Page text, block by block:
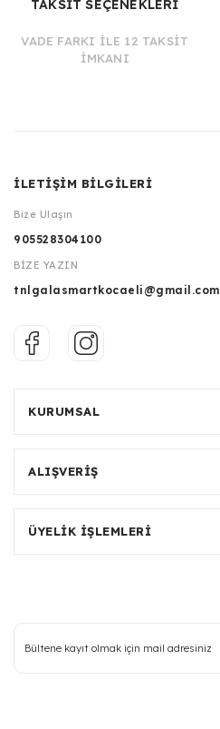
TAKSİT SEÇENEKLERİ
VADE FARKI İLE 12 TAKSİT
İMKANI
İLETİŞİM BİLGİLERİ
Bize Ulaşın
905528304100
BİZE YAZIN
tnlgalasmartkocaeli@gmail.com
KURUMSAL
ALIŞVERİŞ
ÜYELİK İŞLEMLERİ